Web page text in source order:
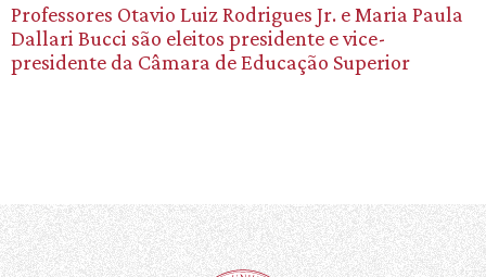
Professores Otavio Luiz Rodrigues Jr. e Maria Paula
Dallari Bucci são eleitos presidente e vice-
presidente da Câmara de Educação Superior